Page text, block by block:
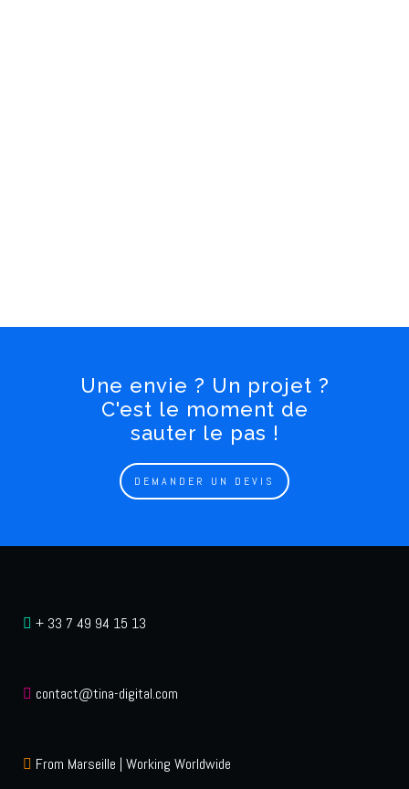
Une envie ? Un projet ?
C'est le moment de
sauter le pas !
DEMANDER UN DEVIS
+ 33 7 49 94 15 13
contact@tina-digital.com
From Marseille | Working Worldwide